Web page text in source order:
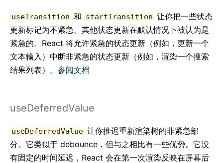
useTransition 和 startTransition 让你把一些状态
更新标记为不紧急。其他状态更新在默认情况下被认为是
紧急的。React 将允许紧急的状态更新（例如，更新一个
文本输入）中断非紧急的状态更新（例如，渲染一个搜索
结果列表）。 参阅文档
useDeferredValue
useDeferredValue 让你推迟重新渲染树的非紧急部
分。它类似于 debounce，但与之相比有一些优势。它没
有固定的时间延迟，React 会在第一次渲染反映在屏幕后